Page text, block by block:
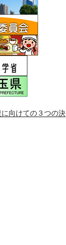
向けての３つの決